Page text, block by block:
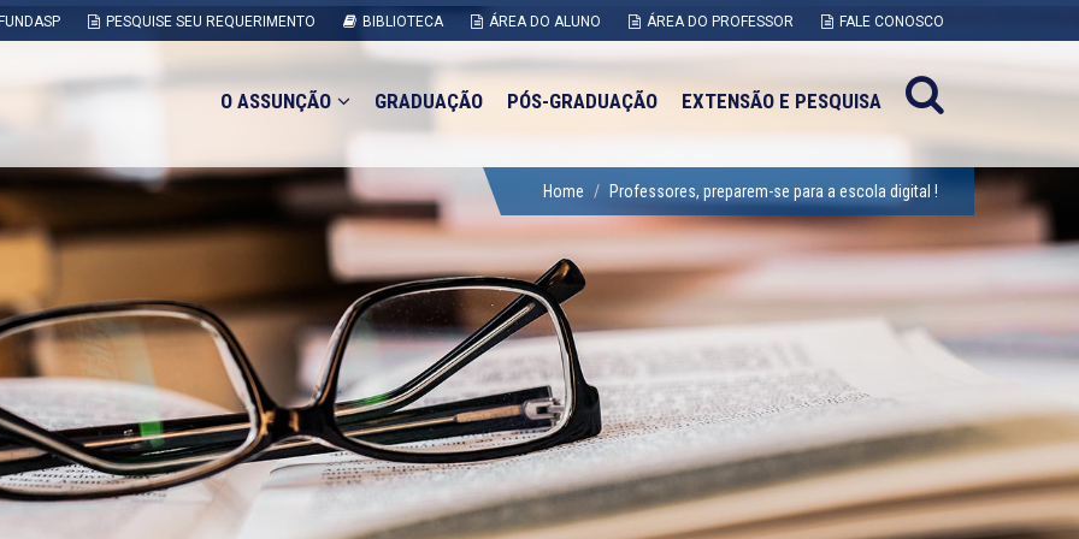
PESQUISE SEU REQUERIMENTO BIBLIOTECA ÁREA DO ALUNO ÁREA DO PROFESSOR FALE CONOSCO
O ASSUNÇÃO GRADUAÇÃO PÓS-GRADUAÇÃO EXTENSÃO E PESQUISA
Home Professores, preparem-se para a escola digital !